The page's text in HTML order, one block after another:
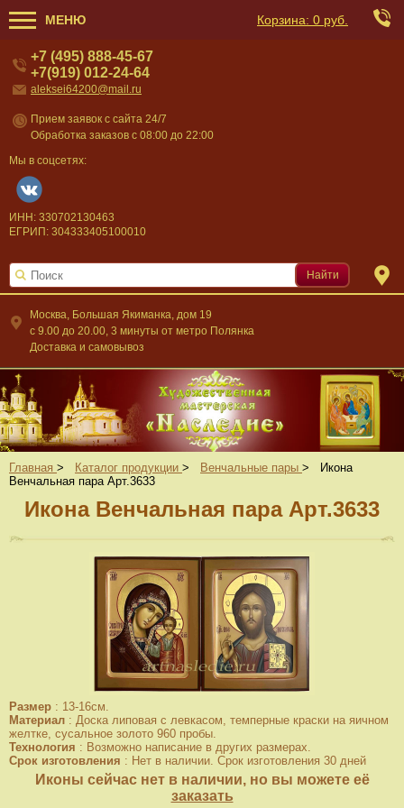
МЕНЮ Корзина: 0 руб.
Москва, Большая Якиманка, дом 19
c 9.00 до 20.00, 3 минуты от метро Полянка
Доставка и самовывоз
+7 (495) 888-45-67
+7(919) 012-24-64
aleksei64200@mail.ru
Прием заявок с сайта 24/7
Обработка заказов с 08:00 до 22:00
Мы в соцсетях:
ИНН: 330702130463
ЕГРИП: 304333405100010
Найти
Главная > Каталог продукции > Венчальные пары >
Икона
Венчальная пара Арт.3633
Икона Венчальная пара Арт.3633
Размер : 13-16см.
Материал : Доска липовая с левкасом, темперные краски на яичном
желтке, сусальное золото 960 пробы.
Технология : Возможно написание в других размерах.
Срок изготовления : Нет в наличии. Срок изготовления 30 дней
Иконы сейчас нет в наличии, но вы можете её
заказать